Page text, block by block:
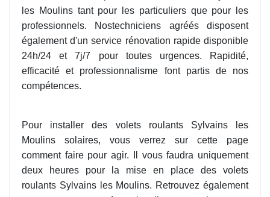
les Moulins tant pour les particuliers que pour les
professionnels. Nostechniciens agréés disposent
également d'un service rénovation rapide disponible
24h/24 et 7j/7 pour toutes urgences. Rapidité,
efficacité et professionnalisme font partis de nos
compétences.
Pour installer des volets roulants Sylvains les
Moulins solaires, vous verrez sur cette page
comment faire pour agir. Il vous faudra uniquement
deux heures pour la mise en place des volets
roulants Sylvains les Moulins. Retrouvez également